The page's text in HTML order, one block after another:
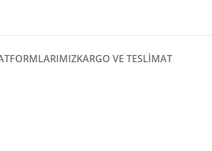
KARGO VE TESLIMAT